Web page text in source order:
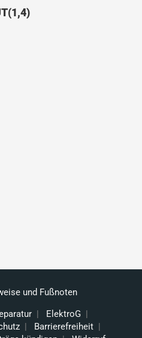
und Fußnoten
| ElektroG|
| Barrierefreiheit|